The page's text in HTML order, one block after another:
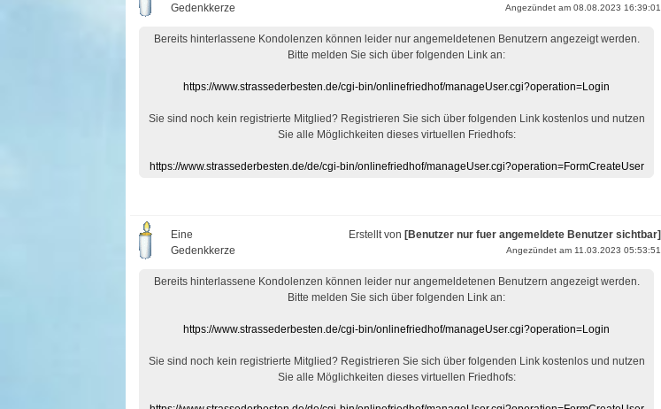
Gedenkkerze
Angezündet am 08.08.2023 16:39:01
Bereits hinterlassene Kondolenzen können leider nur angemeldetenen Benutzern angezeigt werden.
Bitte melden Sie sich über folgenden Link an:
https://www.strassederbesten.de/cgi-bin/onlinefriedhof/manageUser.cgi?operation=Login
Sie sind noch kein registrierte Mitglied? Registrieren Sie sich über folgenden Link kostenlos und nutzen
Sie alle Möglichkeiten dieses virtuellen Friedhofs:
https://www.strassederbesten.de/de/cgi-bin/onlinefriedhof/manageUser.cgi?operation=FormCreateUser
Eine
Gedenkkerze
Erstellt von [Benutzer nur fuer angemeldete Benutzer sichtbar]
Angezündet am 11.03.2023 05:53:51
Bereits hinterlassene Kondolenzen können leider nur angemeldetenen Benutzern angezeigt werden.
Bitte melden Sie sich über folgenden Link an:
https://www.strassederbesten.de/cgi-bin/onlinefriedhof/manageUser.cgi?operation=Login
Sie sind noch kein registrierte Mitglied? Registrieren Sie sich über folgenden Link kostenlos und nutzen
Sie alle Möglichkeiten dieses virtuellen Friedhofs: